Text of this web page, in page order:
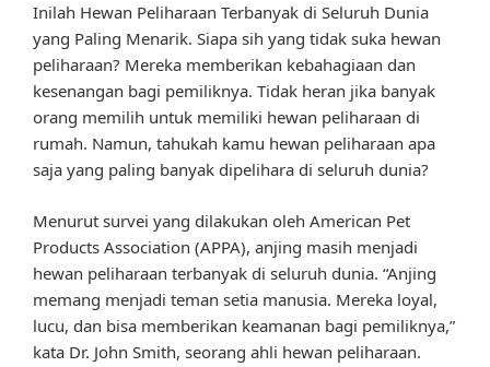
Inilah Hewan Peliharaan Terbanyak di Seluruh Dunia
yang Paling Menarik. Siapa sih yang tidak suka hewan
peliharaan? Mereka memberikan kebahagiaan dan
kesenangan bagi pemiliknya. Tidak heran jika banyak
orang memilih untuk memiliki hewan peliharaan di
rumah. Namun, tahukah kamu hewan peliharaan apa
saja yang paling banyak dipelihara di seluruh dunia?
Menurut survei yang dilakukan oleh American Pet
Products Association (APPA), anjing masih menjadi
hewan peliharaan terbanyak di seluruh dunia. “Anjing
memang menjadi teman setia manusia. Mereka loyal,
lucu, dan bisa memberikan keamanan bagi pemiliknya,”
kata Dr. John Smith, seorang ahli hewan peliharaan.